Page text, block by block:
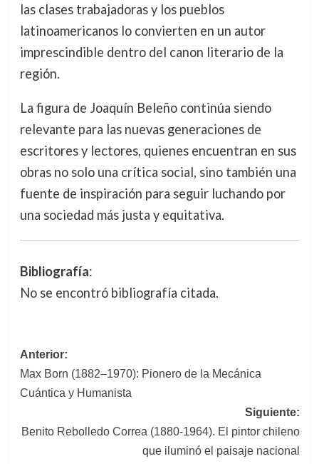
las clases trabajadoras y los pueblos
latinoamericanos lo convierten en un autor
imprescindible dentro del canon literario de la
región.
La figura de Joaquín Beleño continúa siendo
relevante para las nuevas generaciones de
escritores y lectores, quienes encuentran en sus
obras no solo una crítica social, sino también una
fuente de inspiración para seguir luchando por
una sociedad más justa y equitativa.
Bibliografía:
No se encontró bibliografía citada.
Navegación
de
entradas
Anterior:
Max Born (1882–1970): Pionero de la Mecánica
Cuántica y Humanista
Siguiente:
Benito Rebolledo Correa (1880-1964). El pintor chileno
que iluminó el paisaje nacional